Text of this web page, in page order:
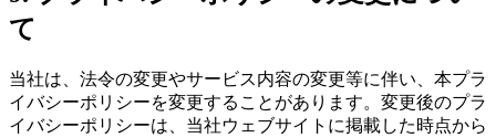
て
当社は、法令の変更やサービス内容の変更等に伴い、本プラ
イバシーポリシーを変更することがあります。変更後のプラ
イバシーポリシーは、当社ウェブサイトに掲載した時点から